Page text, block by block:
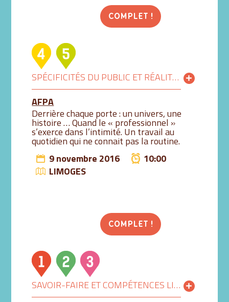
COMPLET !
SPÉCIFICITÉS DU PUBLIC ET RÉALITÉ DU MÉTIER !
AFPA
Derrière chaque porte : un univers, une
histoire … Quand le « professionnel »
s’exerce dans l’intimité. Un travail au
quotidien qui ne connait pas la routine.
9 novembre 2016
10:00
LIMOGES
COMPLET !
SAVOIR-FAIRE ET COMPÉTENCES LIÉS AU MÉTIER D’AIDE À DOMICILE